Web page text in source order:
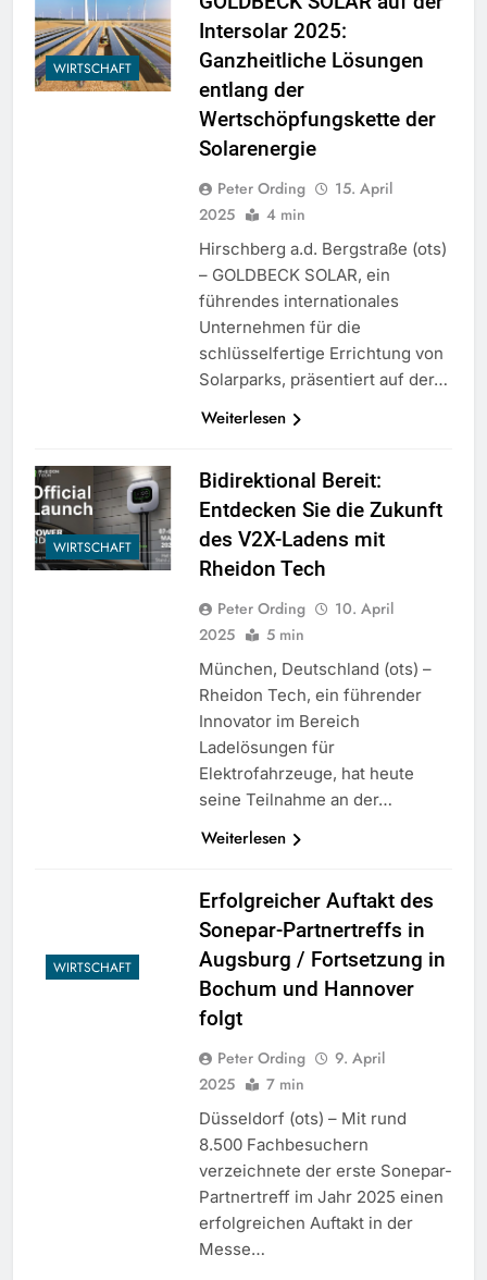
WIRTSCHAFT
Intersolar 2025:
Ganzheitliche Lösungen
entlang der
Wertschöpfungskette der
Solarenergie
Peter Ording
15. April
2025
4 min
Hirschberg a.d. Bergstraße (ots)
– GOLDBECK SOLAR, ein
führendes internationales
Unternehmen für die
schlüsselfertige Errichtung von
Solarparks, präsentiert auf der…
Weiterlesen
WIRTSCHAFT
Bidirektional Bereit:
Entdecken Sie die Zukunft
des V2X-Ladens mit
Rheidon Tech
Peter Ording
10. April
2025
5 min
München, Deutschland (ots) –
Rheidon Tech, ein führender
Innovator im Bereich
Ladelösungen für
Elektrofahrzeuge, hat heute
seine Teilnahme an der…
Weiterlesen
WIRTSCHAFT
Erfolgreicher Auftakt des
Sonepar-Partnertreffs in
Augsburg / Fortsetzung in
Bochum und Hannover
folgt
Peter Ording
9. April
2025
7 min
Düsseldorf (ots) – Mit rund
8.500 Fachbesuchern
verzeichnete der erste Sonepar-
Partnertreff im Jahr 2025 einen
erfolgreichen Auftakt in der
Messe…